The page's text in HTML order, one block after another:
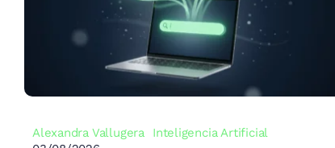
Alexandra Vallugera
Inteligencia Artificial